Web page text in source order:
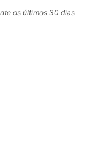
os últimos 30 dias